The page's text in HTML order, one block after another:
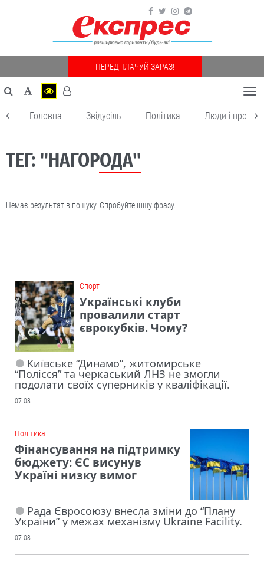
ПЕРЕДПЛАЧУЙ ЗАРАЗ!
Головна Звідусіль Політика Люди і
ТЕГ: "НАГОРОДА"
Немає результатів пошуку. Спробуйте іншу фразу.
Cпорт
Українські клуби
провалили старт
єврокубків. Чому?
Київське “Динамо”, житомирське
“Полісся” та черкаський ЛНЗ не змогли
подолати своїх суперників у кваліфікації.
07.08
Політика
Фінансування на підтримку
бюджету: ЄС висунув
Україні низку вимог
Рада Євросоюзу внесла зміни до “Плану
України” у межах механізму Ukraine Facility.
07.08